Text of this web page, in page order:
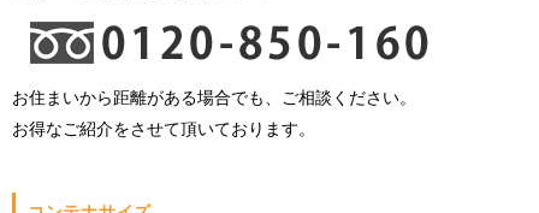
お住まいから距離がある場合でも、ご相談ください。
お得なご紹介をさせて頂いております。